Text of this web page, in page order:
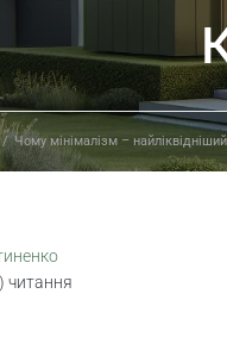
/ Чому мінімалізм –
читання